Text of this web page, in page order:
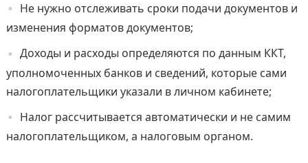
Не нужно отслеживать сроки подачи документов и
изменения форматов документов;
Доходы и расходы определяются по данным ККТ,
уполномоченных банков и сведений, которые сами
налогоплательщики указали в личном кабинете;
Налог рассчитывается автоматически и не самим
налогоплательщиком, а налоговым органом.